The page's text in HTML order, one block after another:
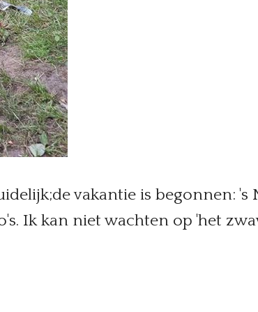
vakantie is begonnen:
Ik kan niet wachten op 'het